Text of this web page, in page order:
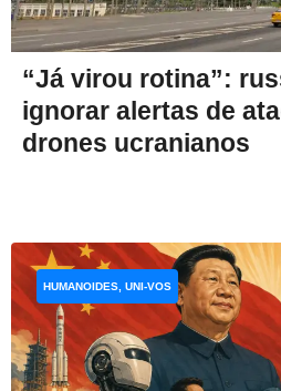
“Já virou rotina”:
ignorar alertas de
drones ucranianos
HUMANOIDES, UNI-VOS